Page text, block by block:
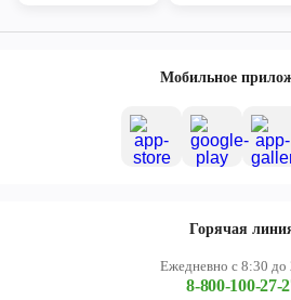
Мобильное
Горячая
Ежедневно с 8:30 до
8-800-100-27-